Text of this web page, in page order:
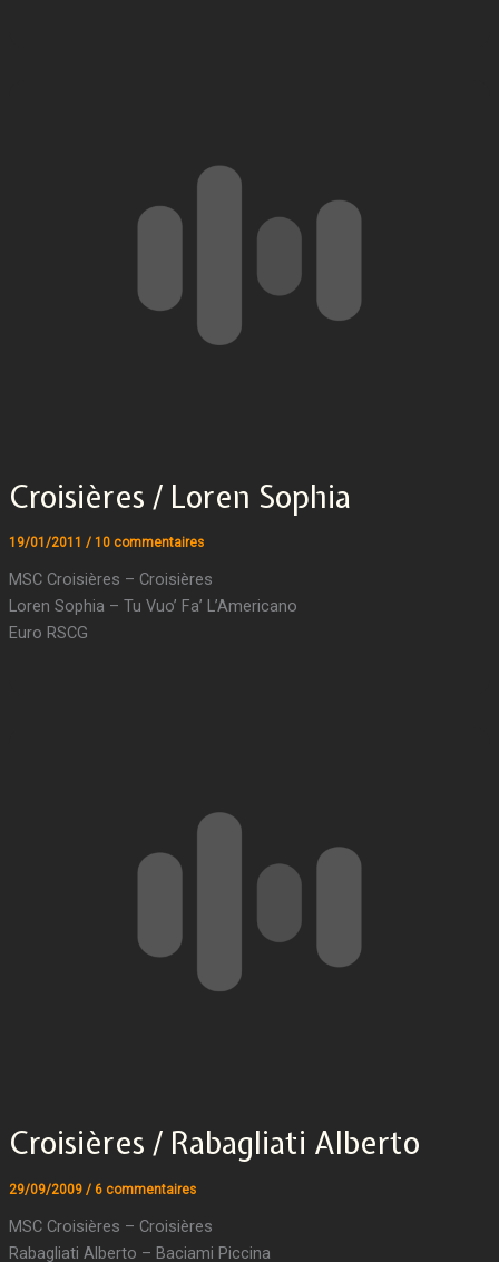
Croisières / Loren Sophia
19/01/2011 / 10 commentaires
MSC Croisières – Croisières
Loren Sophia – Tu Vuo’ Fa’ L’Americano
Euro RSCG
Croisières / Rabagliati Alberto
29/09/2009 / 6 commentaires
MSC Croisières – Croisières
Rabagliati Alberto – Baciami Piccina